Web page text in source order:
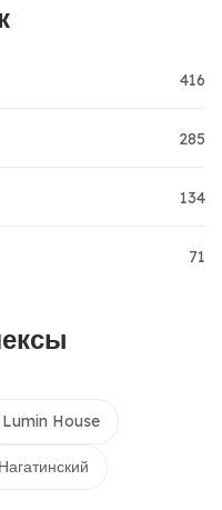
416
285
134
71
Lumin House